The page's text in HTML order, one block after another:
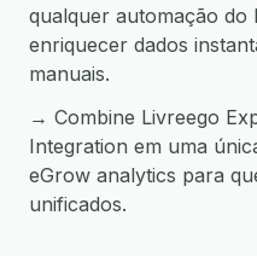
qualquer automação do
enriquecer dados
manuais.
→ Combine Livreego
Integration em uma
eGrow analytics para
unificados.